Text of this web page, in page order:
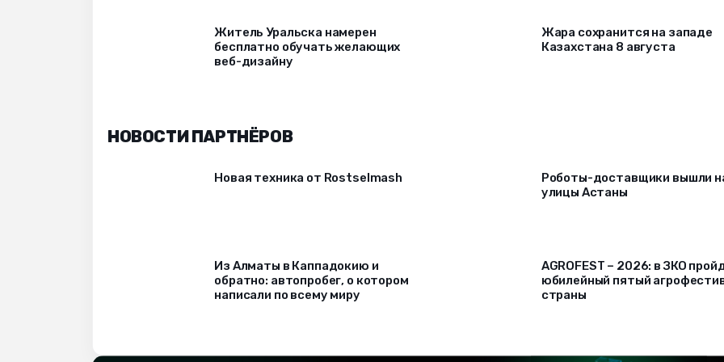
Житель Уральска намерен
бесплатно обучать желающих
веб-дизайну
Жара сохранится на западе
Казахстана 8 августа
НОВОСТИ ПАРТНЁРОВ
Новая техника от Rostselmash
Роботы-доставщики вышли
улицы Астаны
Из Алматы в Каппадокию и
обратно: автопробег, о котором
написали по всему миру
AGROFEST – 2026: в ЗКО
юбилейный пятый
страны